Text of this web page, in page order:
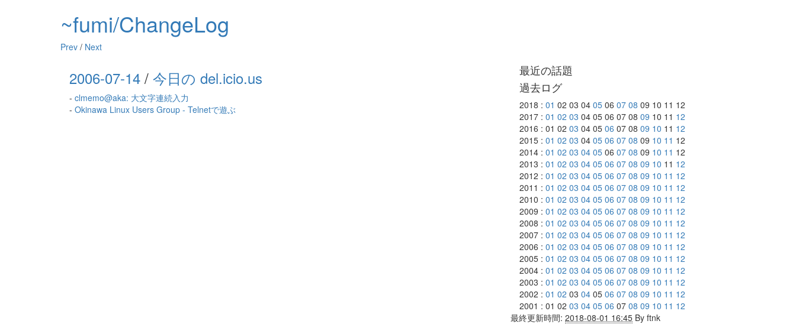
~fumi/ChangeLog
Prev / Next
2006-07-14 / 今日の del.icio.us
- clmemo@aka: 大文字連続入力
- Okinawa Linux Users Group - Telnetで遊ぶ
最近の話題
過去ログ
2018 : 01 02 03 04 05 06 07 08 09 10 11 12
2017 : 01 02 03 04 05 06 07 08 09 10 11 12
2016 : 01 02 03 04 05 06 07 08 09 10 11 12
2015 : 01 02 03 04 05 06 07 08 09 10 11 12
2014 : 01 02 03 04 05 06 07 08 09 10 11 12
2013 : 01 02 03 04 05 06 07 08 09 10 11 12
2012 : 01 02 03 04 05 06 07 08 09 10 11 12
2011 : 01 02 03 04 05 06 07 08 09 10 11 12
2010 : 01 02 03 04 05 06 07 08 09 10 11 12
2009 : 01 02 03 04 05 06 07 08 09 10 11 12
2008 : 01 02 03 04 05 06 07 08 09 10 11 12
2007 : 01 02 03 04 05 06 07 08 09 10 11 12
2006 : 01 02 03 04 05 06 07 08 09 10 11 12
2005 : 01 02 03 04 05 06 07 08 09 10 11 12
2004 : 01 02 03 04 05 06 07 08 09 10 11 12
2003 : 01 02 03 04 05 06 07 08 09 10 11 12
2002 : 01 02 03 04 05 06 07 08 09 10 11 12
2001 : 01 02 03 04 05 06 07 08 09 10 11 12
最終更新時間: 2018-08-01 16:45 By ftnk